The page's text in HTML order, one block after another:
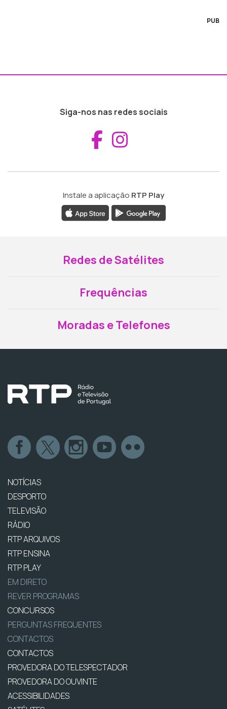
PUB
Siga-nos nas redes sociais
Aceder ao
Instale a aplicação RTP Play
Redes de Satélites
Frequências
Moradas e Telefones
NOTÍCIAS
DESPORTO
TELEVISÃO
RÁDIO
RTP ARQUIVOS
RTP ENSINA
RTP PLAY
EM DIRETO
REVER PROGRAMAS
CONCURSOS
PERGUNTAS FREQUENTES
CONTACTOS
CONTACTOS
PROVEDORA DO TELESPECTADOR
PROVEDORA DO OUVINTE
ACESSIBILIDADES